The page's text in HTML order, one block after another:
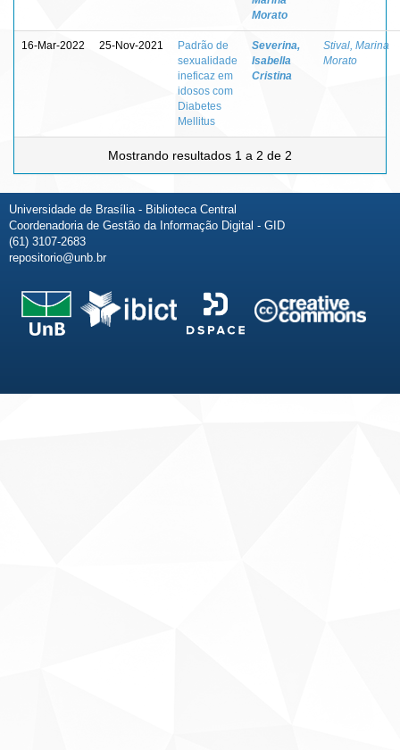
Morato
16-Mar-2022 25-Nov-2021
Padrão de
sexualidade
ineficaz em
idosos com
Diabetes
Mellitus
Severina,
Isabella
Cristina
Stival, Marina
Morato
Mostrando resultados 1 a 2 de 2
Universidade de Brasília - Biblioteca Central
Coordenadoria de Gestão da Informação Digital - GID
(61) 3107-2683
repositorio@unb.br